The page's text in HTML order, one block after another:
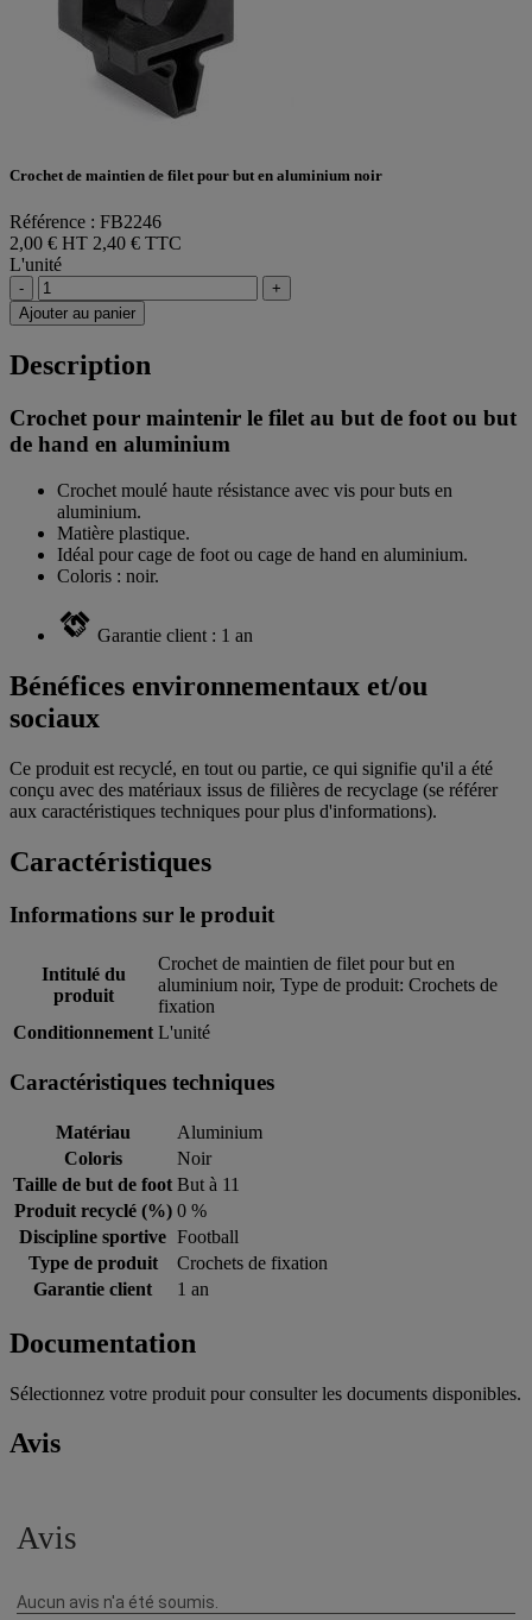
Crochet de maintien de filet pour but en aluminium noir
Référence : FB2246
2,00 € HT 2,40 € TTC
L'unité
-
+
Ajouter au panier
Description
Crochet pour maintenir le filet au but de foot ou but
de hand en aluminium
Crochet moulé haute résistance avec vis pour buts en
aluminium.
Matière plastique.
Idéal pour cage de foot ou cage de hand en aluminium.
Coloris : noir.
Garantie client : 1 an
Bénéfices environnementaux et/ou
sociaux
Ce produit est recyclé, en tout ou partie, ce qui signifie qu'il a été
conçu avec des matériaux issus de filières de recyclage (se référer
aux caractéristiques techniques pour plus d'informations).
Caractéristiques
Informations sur le produit
Intitulé du
produit
Crochet de maintien de filet pour but en
aluminium noir, Type de produit: Crochets de
fixation
Conditionnement L'unité
Caractéristiques techniques
Matériau
Aluminium
Coloris
Noir
Taille de but de foot But à 11
Produit recyclé (%) 0 %
Discipline sportive Football
Type de produit
Crochets de fixation
Garantie client
1 an
Documentation
Sélectionnez votre produit pour consulter les documents disponibles.
Avis